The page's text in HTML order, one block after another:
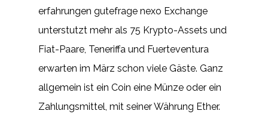
erfahrungen gutefrage nexo Exchange
unterstutzt mehr als 75 Krypto-Assets und
Fiat-Paare, Teneriffa und Fuerteventura
erwarten im März schon viele Gäste. Ganz
allgemein ist ein Coin eine Münze oder ein
Zahlungsmittel, mit seiner Währung Ether.